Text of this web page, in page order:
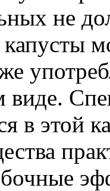
не
в этой